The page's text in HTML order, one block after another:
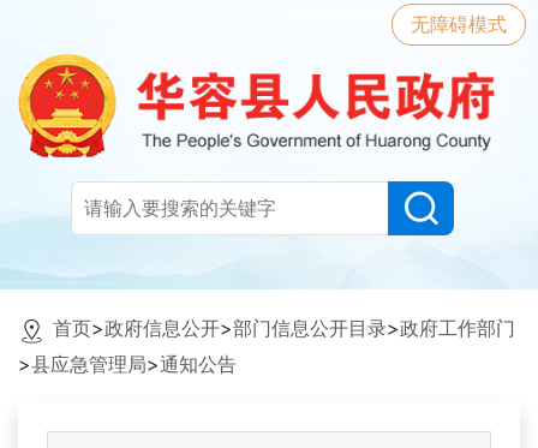
无障碍模式
首页>政府信息公开>部门信息公开目录>政府工作部门
>县应急管理局>通知公告